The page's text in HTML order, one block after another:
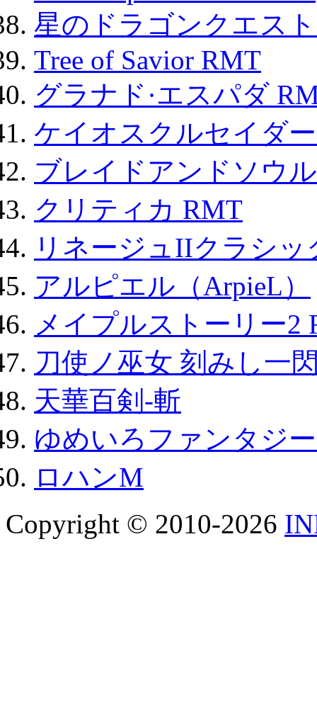
星のドラゴンクエス
Tree of Savior RMT
グラナド·エスパダ
ケイオスクルセイダ
ブレイドアンドソウ
クリティカ RMT
リネージュIIクラシ
アルピエル（ArpieL）
メイプルストーリー2
刀使ノ巫女 刻みし一
天華百剣-斬
ゆめいろファンタジ
ロハンM
Copyright © 2010-2026